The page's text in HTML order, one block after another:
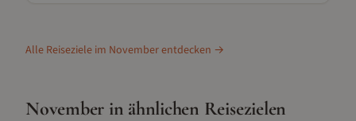
Alle Reiseziele im Novemberentdecken →
November in ähnlichen Reisezielen